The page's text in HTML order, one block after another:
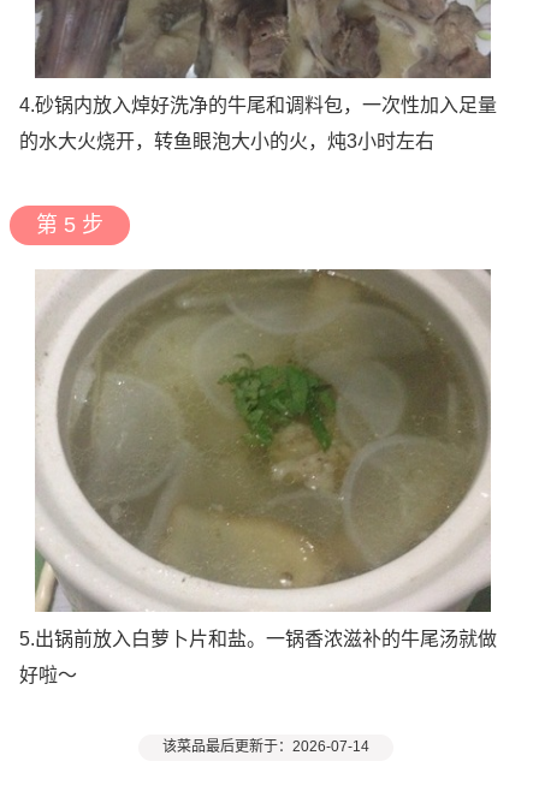
4.砂锅内放入焯好洗净的牛尾和调料包，一次性加入足量
的水大火烧开，转鱼眼泡大小的火，炖3小时左右
第 5 步
5.出锅前放入白萝卜片和盐。一锅香浓滋补的牛尾汤就做
好啦～
该菜品最后更新于：2026-07-14